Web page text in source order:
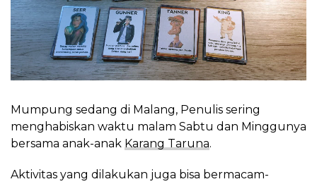
Mumpung sedang di Malang, Penulis sering
menghabiskan waktu malam Sabtu dan Minggunya
bersama anak-anak Karang Taruna.
Aktivitas yang dilakukan juga bisa bermacam-